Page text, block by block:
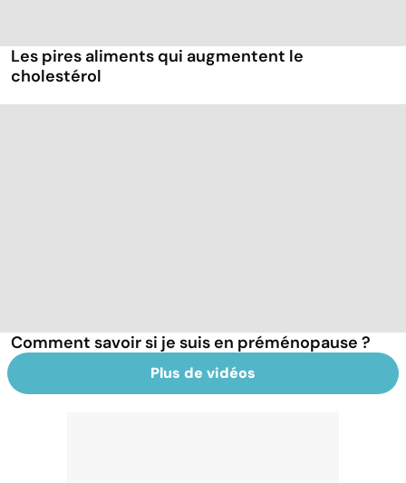
Les pires aliments qui augmentent le
cholestérol
Comment savoir si je suis en préménopause ?
Plus de vidéos